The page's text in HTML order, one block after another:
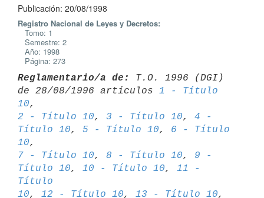
Publicación: 20/08/1998
Registro Nacional de Leyes y Decretos:
Tomo: 1
Semestre: 2
Año: 1998
Página: 273
Reglamentario/a de:
T.O. 1996 (DGI)
de 28/08/1996 artículos 1 - Título
10
2 - Título 10, 3 - Título 10, 4 -
Título 10, 5 - Título 10, 6 - Título
10
7 - Título 10, 8 - Título 10, 9 -
Título 10, 10 - Título 10, 11 -
Título
10, 12 - Título 10, 13 - Título 10